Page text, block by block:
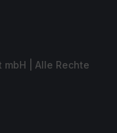
| Alle Rechte